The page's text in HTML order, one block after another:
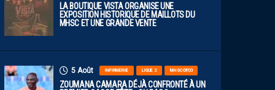
LA BOUTIQUE VISTA ORGANISE UNE
EXPOSITION HISTORIQUE DE MAILLOTS DU
MHSC ET UNE GRANDE VENTE
5 Août INFIRMERIE LIGUE 2 MHSC-DFCO
ZOUMANA CAMARA DÉJÀ CONFRONTÉ À UN